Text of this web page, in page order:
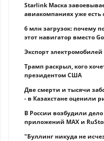
Starlink Маска
авиакомпаниях уже есть
6 млн загрузок: почему
этот навигатор вместо
Экспорт
Трамп раскрыл, кого
президентом США
Две смерти и тысячи
- в Казахстане оценили
В России возбудили
приложений MAX и
"Буллинг никуда не